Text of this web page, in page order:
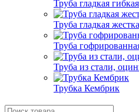
Труба гладкая
Труба гладкая
Труба
Труба из стали,
Трубка Кембрик